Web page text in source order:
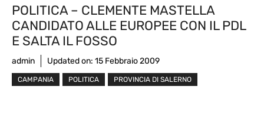
POLITICA – CLEMENTE MASTELLA
CANDIDATO ALLE EUROPEE CON IL PDL
E SALTA IL FOSSO
admin Updated on: 15 Febbraio 2009
CAMPANIA POLITICA PROVINCIA DI SALERNO